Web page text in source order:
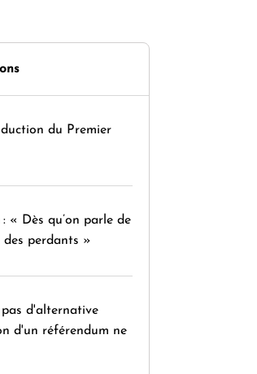
du Premier
« Dès qu’on parle de
perdants »
d'alternative
d'un référendum ne